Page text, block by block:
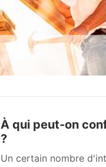
À qui peut-on
?
Un certain nombre